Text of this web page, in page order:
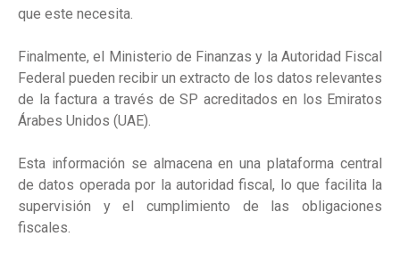
que este necesita.
Finalmente, el Ministerio de Finanzas y la Autoridad Fiscal
Federal pueden recibir un extracto de los datos relevantes
de la factura a través de SP acreditados en los Emiratos
Árabes Unidos (UAE).
Esta información se almacena en una plataforma central
de datos operada por la autoridad fiscal, lo que facilita la
supervisión y el cumplimiento de las obligaciones
fiscales.